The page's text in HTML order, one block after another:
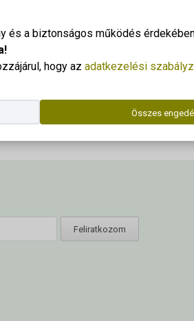
és a biztonságos működés
hogy az adatkezelési
Összes
A
növeléséhez,
csökkentéséhez
Az